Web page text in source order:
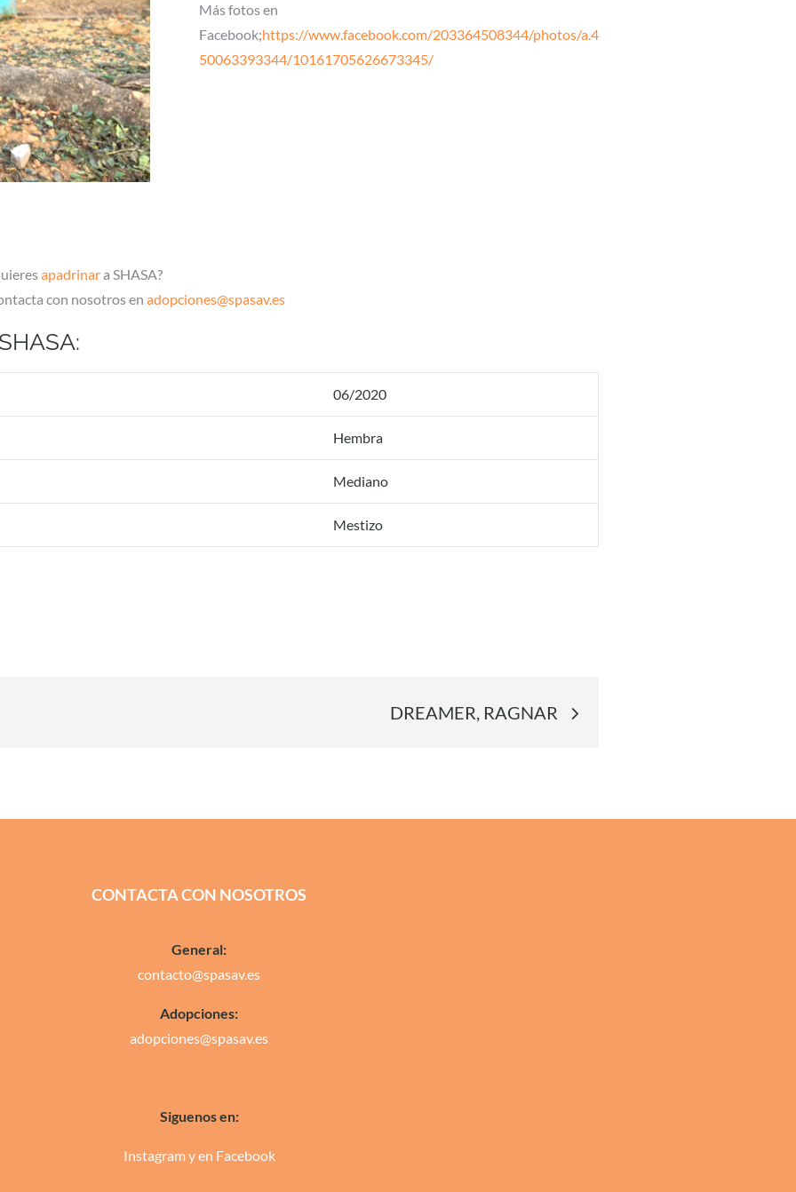
Más fotos en
Facebook;https://www.facebook.com/203364508344/photos/a.4
50063393344/10161705626673345/
apadrinara SHASA?
con nosotros en adopciones@spasav.es
06/2020
Hembra
Mediano
Mestizo
DREAMER, RAGNAR
CONTACTA CON NOSOTROS
General:
contacto@spasav.es
Adopciones:
adopciones@spasav.es
Siguenos en:
Instagramy en Facebook